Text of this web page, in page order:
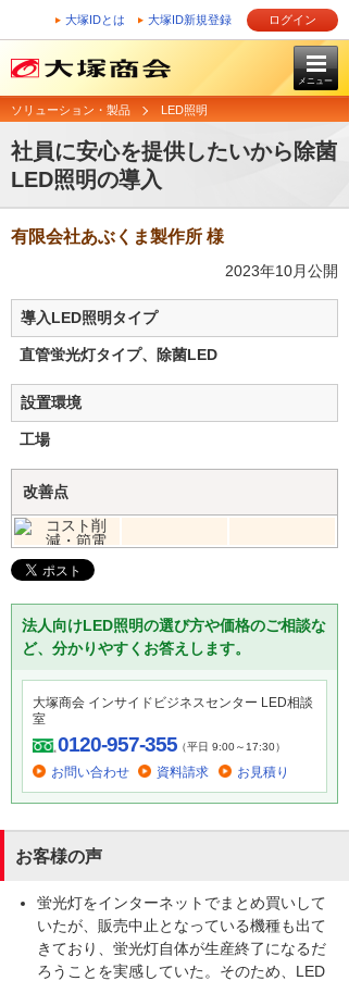
大塚IDとは 大塚ID新規登録 ログイン
メニュー
ソリューション・製品 LED照明
社員に安心を提供したいから除菌
LED照明の導入
有限会社あぶくま製作所 様
2023年10月公開
導入LED照明タイプ
直管蛍光灯タイプ、除菌LED
設置環境
工場
改善点
法人向けLED照明の選び方や価格のご相談な
ど、分かりやすくお答えします。
大塚商会 インサイドビジネスセンター LED相談
室
0120-957-355（平日 9:00～17:30）
お問い合わせ 資料請求 お見積り
お客様の声
蛍光灯をインターネットでまとめ買いして
いたが、販売中止となっている機種も出て
きており、蛍光灯自体が生産終了になるだ
ろうことを実感していた。そのため、LED